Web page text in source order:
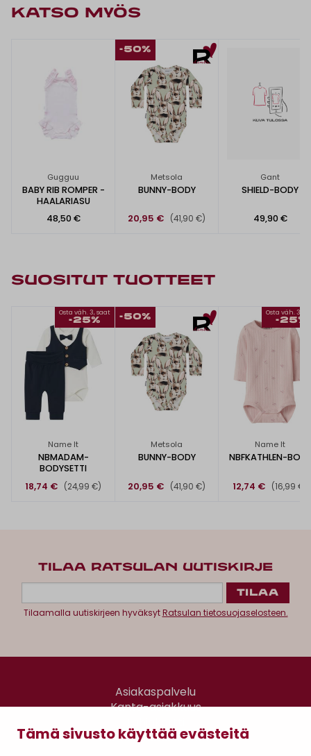
Tämä sivusto käyttää evästeitä
KATSO MYÖS
Gugguu
BABY RIB ROMPER -
HAALARIASU
48,50 €
-50%
Metsola
BUNNY-BODY
20,95 € (41,90 €)
Gant
SHIELD-BODY
49,90 €
SUOSITUT TUOTTEET
Osta väh. 3, saat
-25%
Name It
NBMADAM-
BODYSETTI
18,74 €
(24,99 €)
-50%
Metsola
BUNNY-BODY
20,95 € (41,90 €)
Osta väh. 3,
-25%
Name It
NBFKATHLEN-BODY
12,74 € (16,99 €)
TILAA RATSULAN UUTISKIRJE
Tilaamalla uutiskirjeen hyväksytRatsulan tietosuojaselosteen.
Asiakaspalvelu
Kanta-asiakkuus
Gomee Ratsula Café